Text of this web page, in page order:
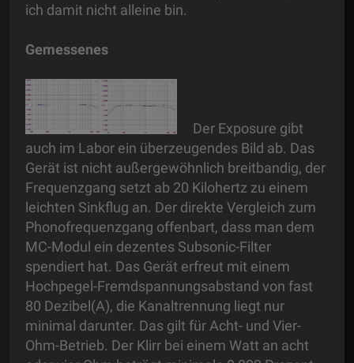
ich damit nicht alleine bin.
Gemessenes
Der Exposure gibt
auch im Labor ein überzeugendes Bild ab. Das
Gerät ist nicht außergewöhnlich breitbandig, der
Frequenzgang setzt ab 20 Kilohertz zu einem
leichten Sinkflug an. Der direkte Vergleich zum
Phonofrequenzgang offenbart, dass man dem
MC-Modul ein dezentes Subsonic-Filter
spendiert hat. Das Gerät erfreut mit einem
Hochpegel-Fremdspannungsabstand von fast
80 Dezibel(A), die Kanaltrennung liegt nur
minimal darunter. Das gilt für Acht- und Vier-
Ohm-Betrieb. Der Klirr bei einem Watt an acht